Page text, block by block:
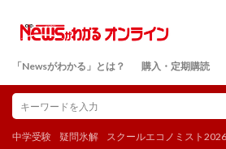
「Newsがわかる」とは？ 購入・定期購読
中学受験 疑問氷解 スクールエコノミスト2026
検索